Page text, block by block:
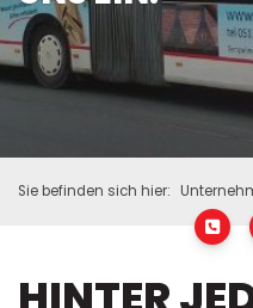
Sie befinden sich hier: